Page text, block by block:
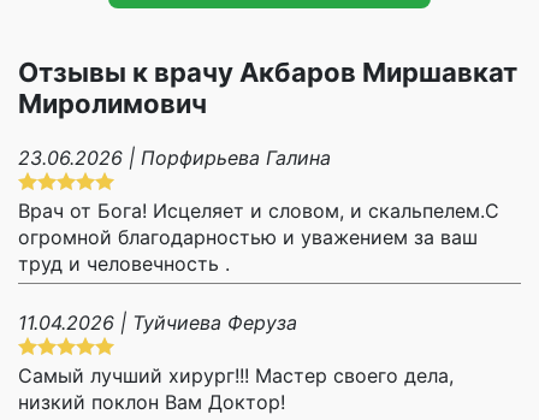
Отзывы к врачу Акбаров Миршавкат
Миролимович
23.06.2026 | Порфирьева Галина
Врач от Бога! Исцеляет и словом, и скальпелем.С
огромной благодарностью и уважением за ваш
труд и человечность .
11.04.2026 | Туйчиева Феруза
Самый лучший хирург!!! Мастер своего дела,
низкий поклон Вам Доктор!